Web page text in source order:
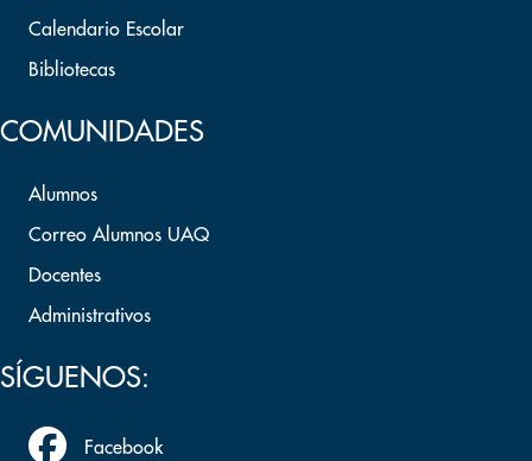
Calendario Escolar
Bibliotecas
COMUNIDADES
Alumnos
Correo Alumnos UAQ
Docentes
Administrativos
SÍGUENOS:
Facebook